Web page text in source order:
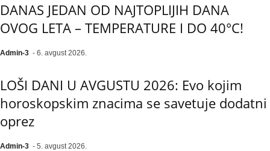
DANAS JEDAN OD NAJTOPLIJIH DANA
OVOG LETA – TEMPERATURE I DO 40°C!
Admin-3 - 6. avgust 2026.
LOŠI DANI U AVGUSTU 2026: Evo kojim
horoskopskim znacima se savetuje dodatni
oprez
Admin-3 - 5. avgust 2026.